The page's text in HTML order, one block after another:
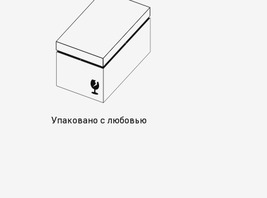
Упаковано с любовью